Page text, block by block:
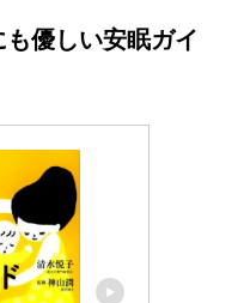
優しい安眠ガイ